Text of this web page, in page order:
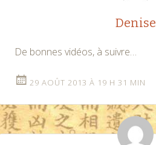
Denise
De bonnes vidéos, à suivre…
29 AOÛT 2013 À 19 H 31 MIN